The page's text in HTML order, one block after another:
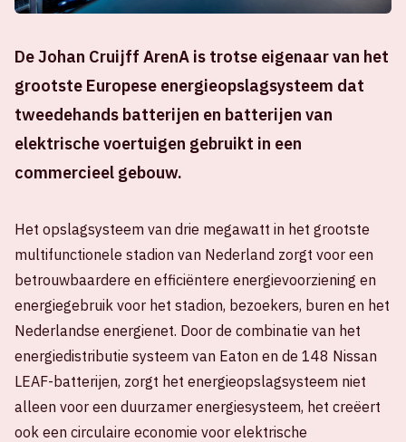
De Johan Cruijff ArenA is trotse eigenaar van het
grootste Europese energieopslagsysteem dat
tweedehands batterijen en batterijen van
elektrische voertuigen gebruikt in een
commercieel gebouw.
Het opslagsysteem van drie megawatt in het grootste
multifunctionele stadion van Nederland zorgt voor een
betrouwbaardere en efficiëntere energievoorziening en
energiegebruik voor het stadion, bezoekers, buren en het
Nederlandse energienet. Door de combinatie van het
energiedistributie systeem van Eaton en de 148 Nissan
LEAF-batterijen, zorgt het energieopslagsysteem niet
alleen voor een duurzamer energiesysteem, het creëert
ook een circulaire economie voor elektrische